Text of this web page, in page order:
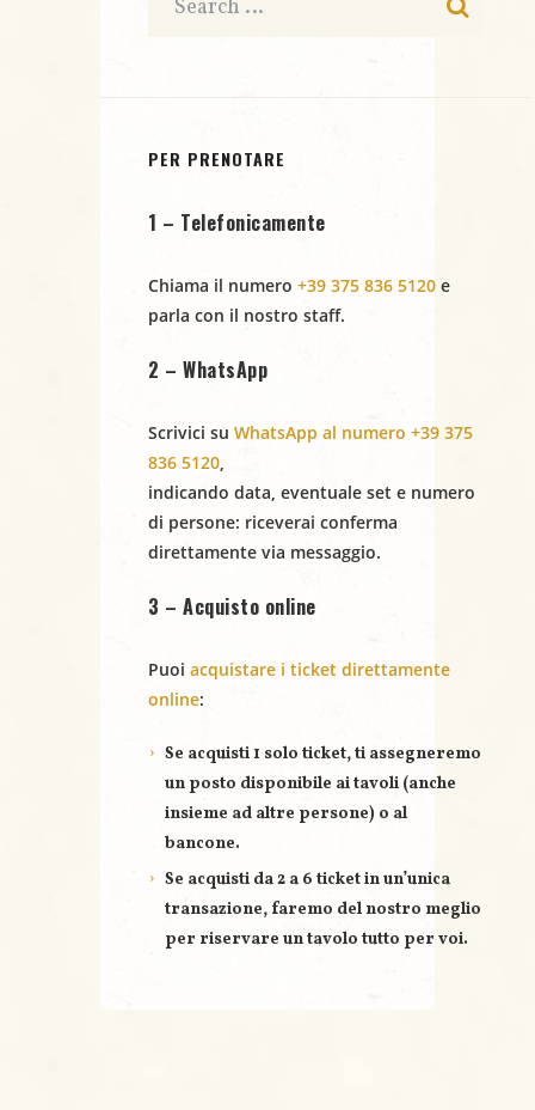
a
o
n
e
PER PRENOTARE
1 – Telefonicamente
Chiama il numero +39 375 836 5120 e
parla con il nostro staff.
2 – WhatsApp
Scrivici su WhatsApp al numero +39 375
836 5120
indicando data eventuale set e numero
di persone: riceverai conferma
direttamente via messaggio.
3 – Acquisto online
Puoi acquistare i ticket direttamente
online:
Se acquisti 1 solo ticket, ti assegneremo
un posto disponibile ai tavoli (anche
insieme ad altre persone) o al
bancone.
Se acquisti da 2 a 6 ticketin un’unica
transazione, faremo del nostro meglio
per riservare untavolo tutto per voi.